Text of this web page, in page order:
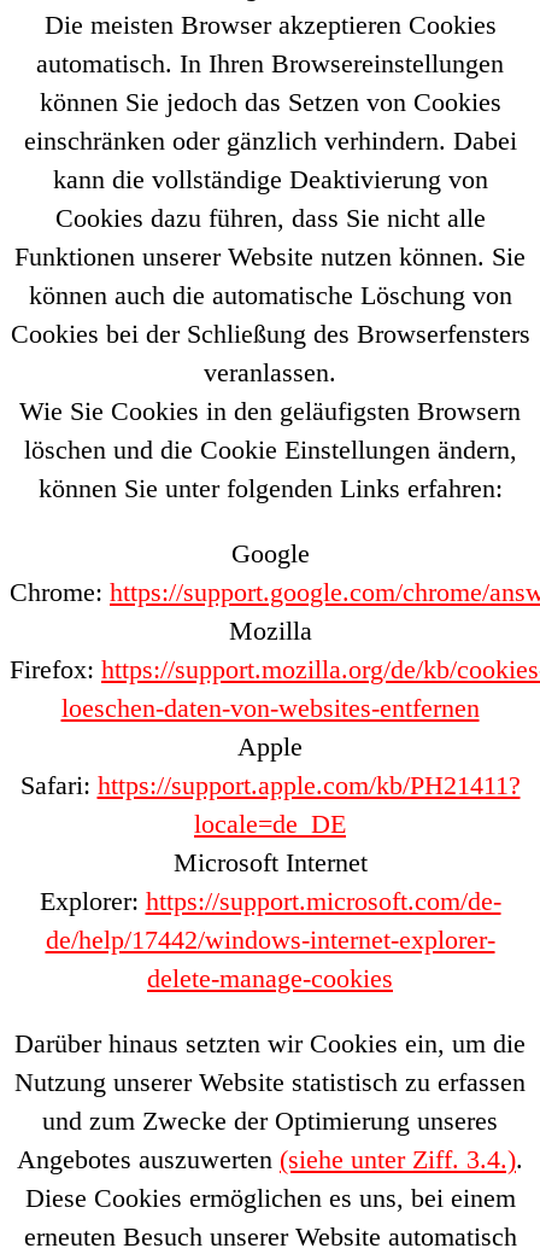
Die meisten Browser akzeptieren Cookies
automatisch. In Ihren Browsereinstellungen
können Sie jedoch das Setzen von Cookies
einschränken oder gänzlich verhindern. Dabei
kann die vollständige Deaktivierung von
Cookies dazu führen, dass Sie nicht alle
Funktionen unserer Website nutzen können. Sie
können auch die automatische Löschung von
Cookies bei der Schließung des Browserfensters
veranlassen.
Wie Sie Cookies in den geläufigsten Browsern
löschen und die Cookie Einstellungen ändern,
können Sie unter folgenden Links erfahren:
Google
Chrome: https://support.google.com/chrome/
Mozilla
Firefox: https://support.mozilla.org/de/kb/
loeschen-daten-von-websites-entfernen
Apple
Safari: https://support.apple.com/kb/PH21411?
locale=de_DE
Microsoft Internet
Explorer: https://support.microsoft.com/de-
de/help/17442/windows-internet-explorer-
delete-manage-cookies
Darüber hinaus setzten wir Cookies ein, um die
Nutzung unserer Website statistisch zu erfassen
und zum Zwecke der Optimierung unseres
Angebotes auszuwerten (siehe unter Ziff. 3.4.).
Diese Cookies ermöglichen es uns, bei einem
erneuten Besuch unserer Website automatisch